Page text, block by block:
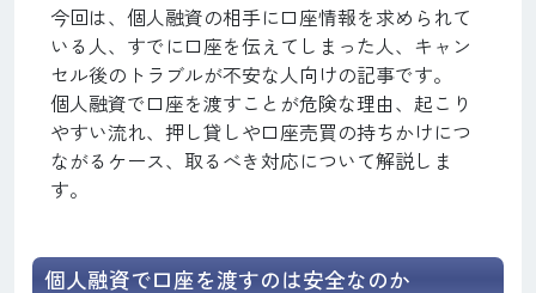
今回は、個人融資の相手に口座情報を求められて
いる人、すでに口座を伝えてしまった人、キャン
セル後のトラブルが不安な人向けの記事です。
個人融資で口座を渡すことが危険な理由、起こり
やすい流れ、押し貸しや口座売買の持ちかけにつ
ながるケース、取るべき対応について解説しま
す。
個人融資で口座を渡すのは安全なのか